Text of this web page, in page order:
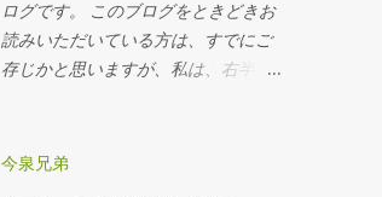
オープンテーブルのような、効率を
求めるサービスは、ユダヤ的なもの
なので、フランスのレストランには
験をお持ちで、なるほどな、とその
る。 藤原頼道が歌合文献の集成を企
画し、46度の歌合を収めた「十巻本
歌合」が編纂されたが、これは完成
が、この「二十巻本歌合」である。
ログです。 このブログをときどきお
読みいただいている方は、すでにご
存じかと思いますが、私は、右半身
痛み、右足ふくらはぎの冷え、など
今泉兄弟